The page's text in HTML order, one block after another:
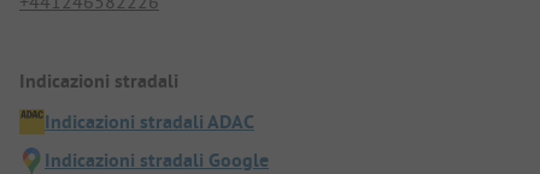
Indicazioni stradali
Indicazioni stradali ADAC
Indicazioni stradali Google